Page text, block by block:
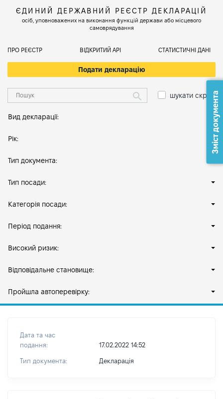
ЄДИНИЙ ДЕРЖАВНИЙ РЕЄСТР ДЕКЛАРАЦІЙ
осіб, уповноважених на виконання функцій держави або місцевого
самоврядування
ПРО РЕЄСТР ВІДКРИТИЙ АРІ СТАТИСТИЧНІ ДАНІ
Подати декларацію
шукати скрізь
Вид декларації:
Рік:
Тип документа:
Тип посади:
Категорія посади:
Період подання:
Високий ризик:
Відповідальне становище:
Пройшла автоперевірку:
Дата та час
подання:
17.02.2022 14:52
Тип документа: Декларація
Зміст документа